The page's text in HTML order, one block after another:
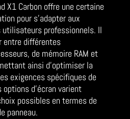
X1 Carbon offre une certaine
pour s’adapter aux
professionnels. Il
entre différentes
de mémoire RAM et
ainsi d’optimiser la
exigences spécifiques de
d’écran varient
possibles en termes de
panneau.